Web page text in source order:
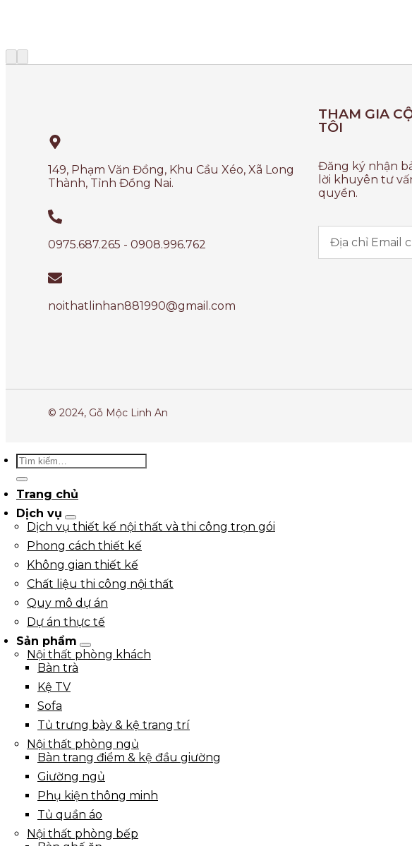
149, Phạm Văn Đồng, Khu Cầu Xéo, Xã Long
Thành, Tỉnh Đồng Nai.
0975.687.265 - 0908.996.762
noithatlinhan881990@gmail.com
THAM GIA
TÔI
Đăng ký nhận
lời khuyên tư
quyền.
© 2024, Gỗ Mộc Linh An
Trang chủ
Dịch vụ
Dịch vụ thiết kế nội thất và thi công trọn gói
Phong cách thiết kế
Không gian thiết kế
Chất liệu thi công nội thất
Quy mô dự án
Dự án thực tế
Sản phẩm
Nội thất phòng khách
Bàn trà
Kệ TV
Sofa
Tủ trưng bày & kệ trang trí
Nội thất phòng ngủ
Bàn trang điểm & kệ đầu giường
Giường ngủ
Phụ kiện thông minh
Tủ quần áo
Nội thất phòng bếp